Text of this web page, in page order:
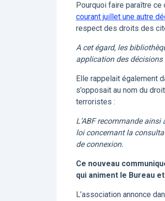
Pourquoi faire paraître ce
courant juillet une autre
respect des droits des
A cet égard, les
application des
Elle rappelait également
s’opposait au nom du
terroristes :
L’ABF recommande
loi concernant la
de connexion.
Ce nouveau
qui animent le Bureau
L’association annonce